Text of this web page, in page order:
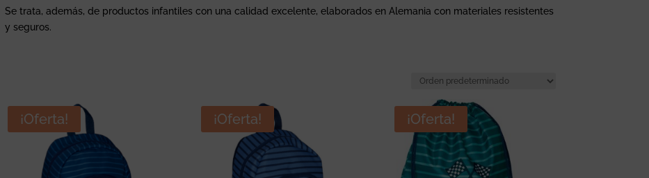
Se trata, además, de productos infantiles con una calidad excelente, elaborados en Alemania con materiales resistentes
y seguros.
¡Oferta! ¡Oferta! ¡Oferta!